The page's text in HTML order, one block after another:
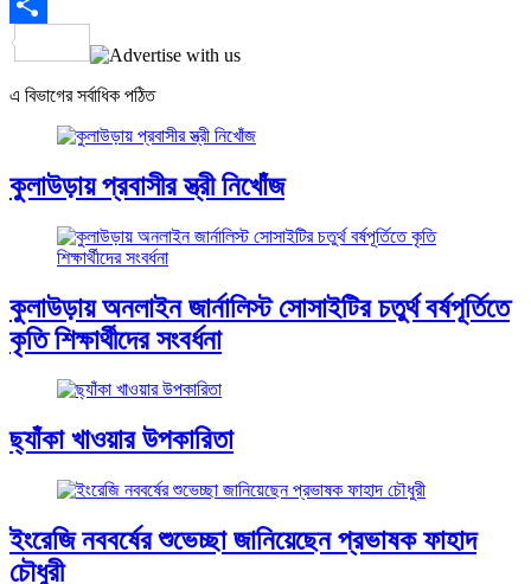
Share
এ বিভাগের সর্বাধিক পঠিত
কুলাউড়ায় প্রবাসীর স্ত্রী নিখোঁজ
কুলাউড়ায় অনলাইন জার্নালিস্ট সোসাইটির চতুর্থ বর্ষপূর্তিতে
কৃতি শিক্ষার্থীদের সংবর্ধনা
ছ্যাঁকা খাওয়ার উপকারিতা
ইংরেজি নববর্ষের শুভেচ্ছা জানিয়েছেন প্রভাষক ফাহাদ
চৌধুরী